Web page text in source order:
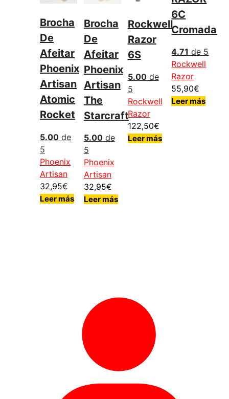
Brocha
De
Afeitar
Phoenix
Artisan
Atomic
Rocket
5.00 de
5
Phoenix
Artisan
32,95€
Leer más
Brocha
De
Afeitar
Phoenix
Artisan
The
Starcraft
5.00de
5
Phoenix
Artisan
32,95€
Leer más
Rockwell
Razor
6S
5.00de
5
Rockwell
Razor
122,50€
Leer más
6C
Cromada
4.71 de 5
Rockwell
Razor
55,90€
Leer más